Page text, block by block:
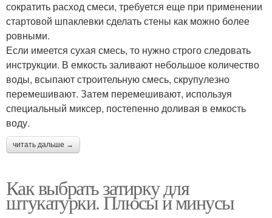
сократить расход смеси, требуется еще при применении
стартовой шпаклевки сделать стены как можно более
ровными.
Если имеется сухая смесь, то нужно строго следовать
инструкции. В емкость заливают небольшое количество
воды, всыпают строительную смесь, скрупулезно
перемешивают. Затем перемешивают, используя
специальный миксер, постепенно доливая в емкость
воду.
читать дальше →
Как выбрать затирку для
штукатурки. Плюсы и минусы